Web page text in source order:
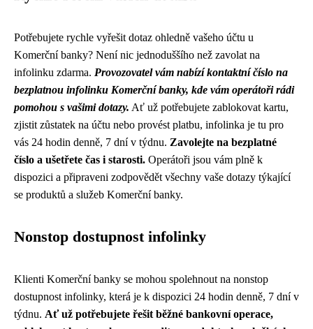
Potřebujete rychle vyřešit dotaz ohledně vašeho účtu u
Komerční banky? Není nic jednoduššího než zavolat na
infolinku zdarma. Provozovatel vám nabízí kontaktní číslo na
bezplatnou infolinku Komerční banky, kde vám operátoři rádi
pomohou s vašimi dotazy. Ať už potřebujete zablokovat kartu,
zjistit zůstatek na účtu nebo provést platbu, infolinka je tu pro
vás 24 hodin denně, 7 dní v týdnu. Zavolejte na bezplatné
číslo a ušetřete čas i starosti. Operátoři jsou vám plně k
dispozici a připraveni zodpovědět všechny vaše dotazy týkající
se produktů a služeb Komerční banky.
Nonstop dostupnost infolinky
Klienti Komerční banky se mohou spolehnout na nonstop
dostupnost infolinky, která je k dispozici 24 hodin denně, 7 dní v
týdnu. Ať už potřebujete řešit běžné bankovní operace,